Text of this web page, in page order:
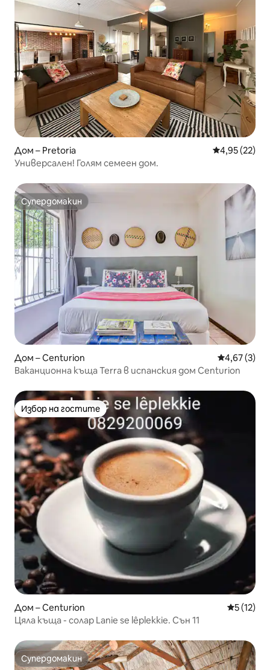
Дом – Pretoria Средна
4,95 (22)
Универсален! Голям семеен дом.
Супердомакин
Супердомакин
Дом – Centurion Средна
4,67 (3)
Ваканционна къща Terra в испанския дом Centurion
Избор на гостите
Избор на гостите
Дом – Centurion Средна
5 (12)
Цяла къща - солар Lanie se lêplekkie. Сън 11
Супердомакин
Супердомакин